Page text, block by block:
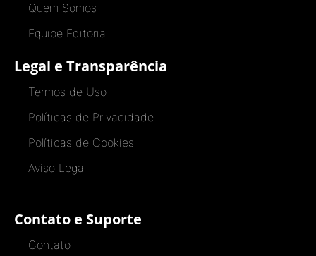
Quem Somos
Equipe Editorial
Legal e Transparência
Termos de Uso
Políticas de Privacidade
Políticas de Cookies
Aviso Legal
Contato e Suporte
Contato